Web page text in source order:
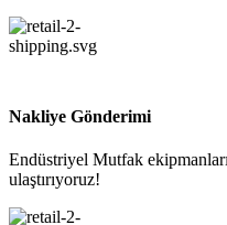
Nakliye Gönderimi
Endüstriyel Mutfak
ulaştırıyoruz!